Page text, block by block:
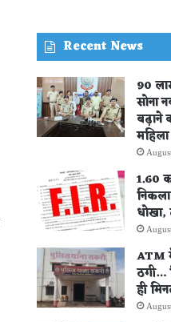
Recent News
90
सोना
बढ़ाने
1.60
ATM
ठगी…
ही